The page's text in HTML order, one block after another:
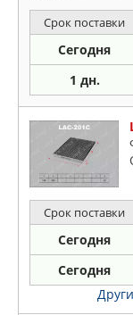
Срок поставки
Сегодня
1 дн.
Срок поставки
Сегодня
Сегодня